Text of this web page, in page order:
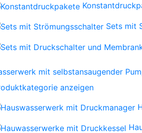
Sets mit
anzeigen